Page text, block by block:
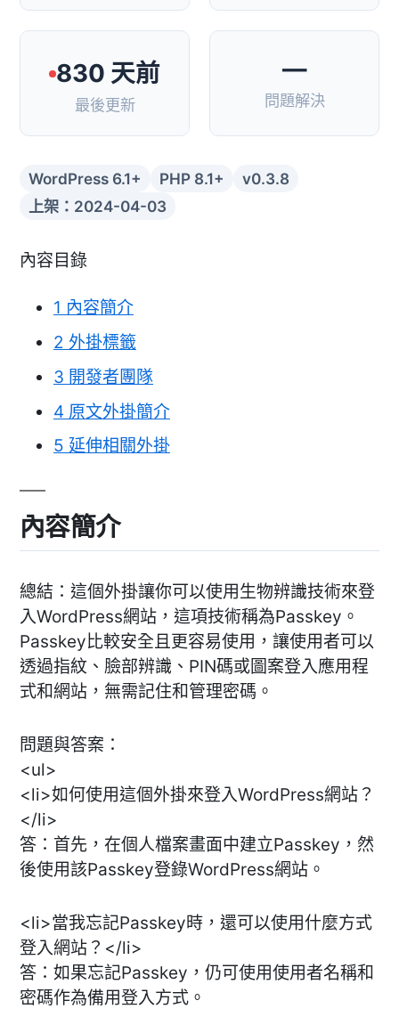
830 天前
最後更新
—
問題解決
WordPress 6.1+ PHP 8.1+
v0.3.8
上架：2024-04-03
內容目錄
1 內容簡介
2 外掛標籤
3 開發者團隊
4 原文外掛簡介
5 延伸相關外掛
內容簡介
總結：這個外掛讓你可以使用生物辨識技術來登
入WordPress網站，這項技術稱為Passkey。
Passkey比較安全且更容易使用，讓使用者可以
透過指紋、臉部辨識、PIN碼或圖案登入應用程
式和網站，無需記住和管理密碼。
問題與答案：
<ul>
<li>如何使用這個外掛來登入WordPress網站？
</li>
答：首先，在個人檔案畫面中建立Passkey，然
後使用該Passkey登錄WordPress網站。
<li>當我忘記Passkey時，還可以使用什麼方式
登入網站？</li>
答：如果忘記Passkey，仍可使用使用者名稱和
密碼作為備用登入方式。